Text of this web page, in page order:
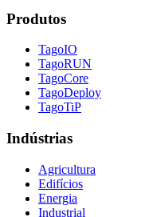
Produtos
TagoIO
TagoRUN
TagoCore
TagoDeploy
TagoTiP
Indústrias
Agricultura
Edifícios
Energia
Industrial